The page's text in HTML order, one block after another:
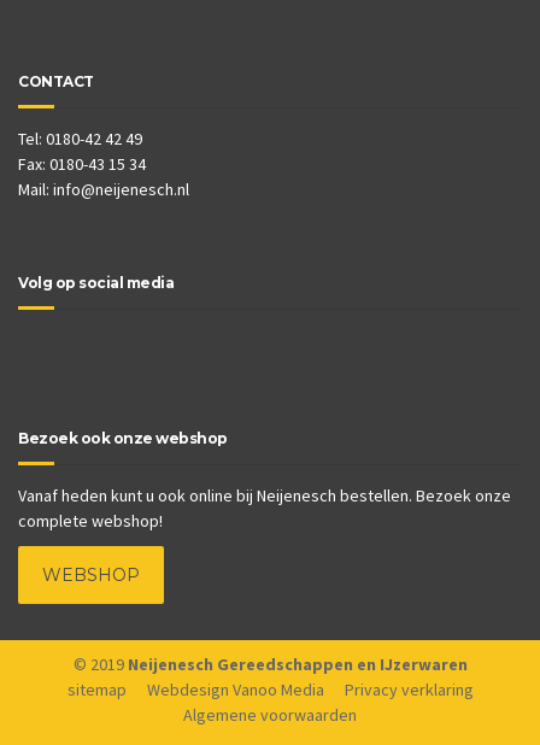
CONTACT
Tel: 0180-42 42 49
Fax: 0180-43 15 34
Mail: info@neijenesch.nl
Volg op social media
Bezoek ook onze webshop
Vanaf heden kunt u ook online bij Neijenesch bestellen. Bezoek onze
complete webshop!
WEBSHOP
© 2019 Neijenesch Gereedschappen en IJzerwaren
sitemap
Webdesign Vanoo Media
Privacy verklaring
Algemene voorwaarden